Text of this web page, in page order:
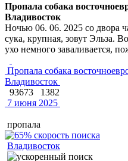
Пропала собака
Владивосток
Ночью 06. 06. 2025 со двора
сука, крупная, зовут Эльза.
ухо немного заваливается,
Пропала собака
Владивосток
93673
1382
7 июня 2025
пропала
Владивосток